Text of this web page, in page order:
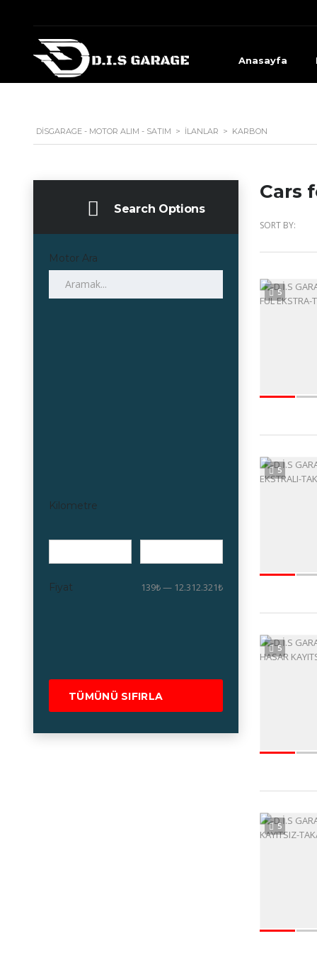
Anasayfa
DISGARAGE - MOTOR ALIM - SATIM > İLANLAR > KARBON
Search Options
Motor Ara
Kilometre
Fiyat 139₺ — 12.312.321₺
TÜMÜNÜ SIFIRLA
Cars
SORT BY:
5
5
5
5